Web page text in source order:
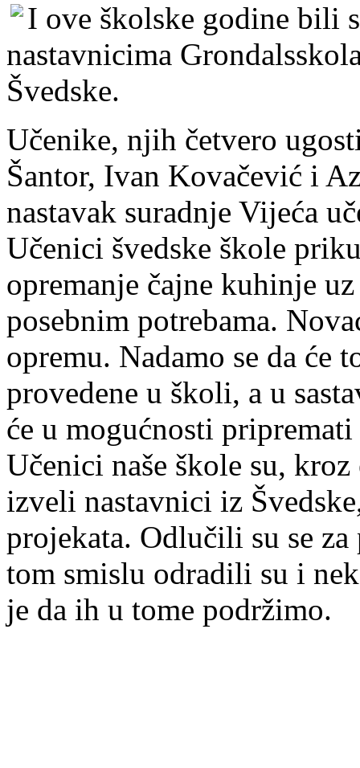
I ove školske godine bili
nastavnicima
Švedske.
Učenike, njih četvero
Šantor, Ivan Kovačević i
nastavak suradnje Vijeća
Učenici švedske škole
opremanje čajne kuhinje
posebnim potrebama.
opremu. Nadamo se da će
provedene u školi, a u
će u mogućnosti
Učenici naše škole su,
izveli nastavnici iz
projekata. Odlučili su se
tom smislu odradili su i
je da ih u tome podržimo.